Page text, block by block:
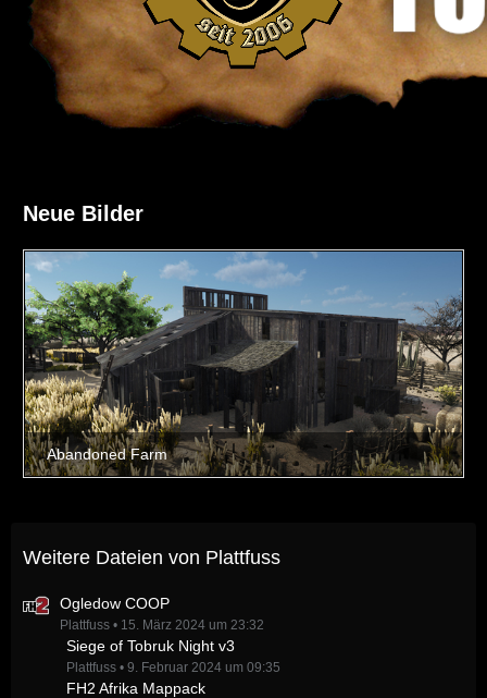
Neue Bilder
Weitere Dateien von Plattfuss
Ogledow COOP
Plattfuss 15. März 2024 um 23:32
Siege of Tobruk Night v3
Plattfuss 9. Februar 2024 um 09:35
FH2 Afrika Mappack